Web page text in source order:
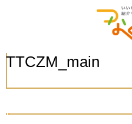
TTCZM_main